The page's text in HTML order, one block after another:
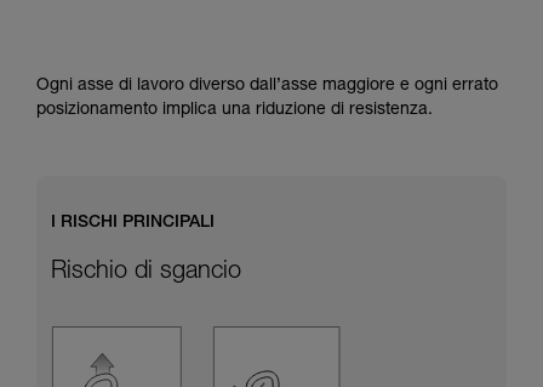
Ogni asse di lavoro diverso dall’asse maggiore e ogni errato
posizionamento implica una riduzione di resistenza.
I RISCHI PRINCIPALI
Rischio di sgancio